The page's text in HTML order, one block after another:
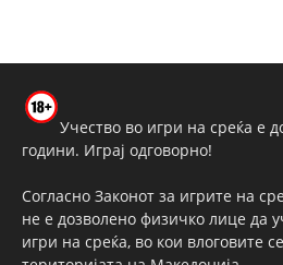
Учество во игри на среќа е
години. Играј одговорно!
Согласно Законот за игрите на
не е дозволено физичко лице да
игри на среќа, во кои влоговите